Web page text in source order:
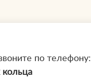
по телефону:
кольца